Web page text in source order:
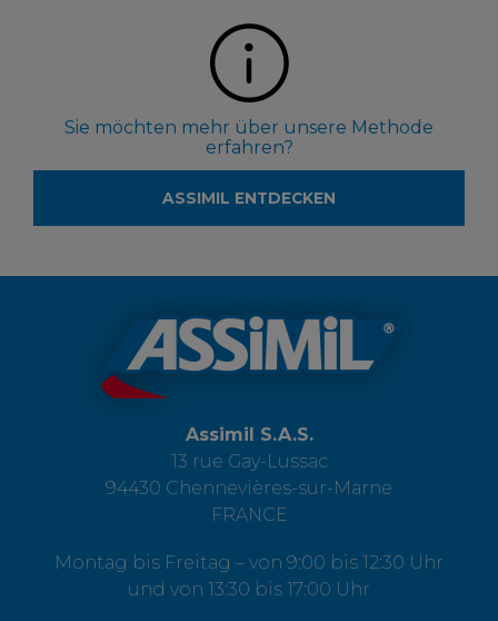
Sie möchten mehr über unsere Methode
erfahren?
ASSIMIL ENTDECKEN
Assimil S.A.S.
13 rue Gay-Lussac
94430 Chennevières-sur-Marne
FRANCE
Montag bis Freitag – von 9:00 bis 12:30 Uhr
und von 13:30 bis 17:00 Uhr